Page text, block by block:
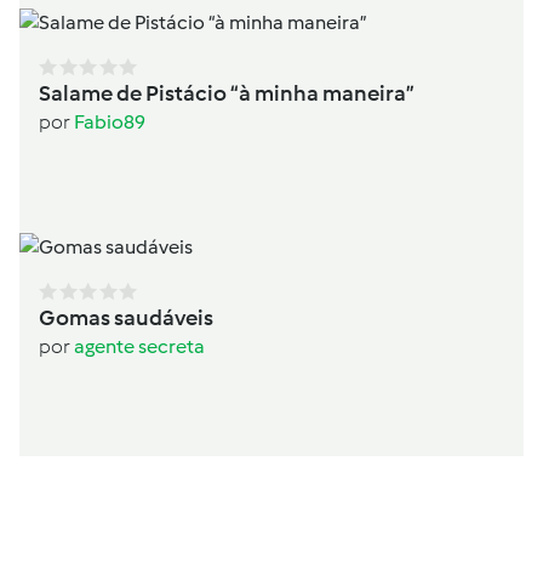
Salame de Pistácio “à minha maneira”
por Fabio89
Gomas saudáveis
poragente secreta